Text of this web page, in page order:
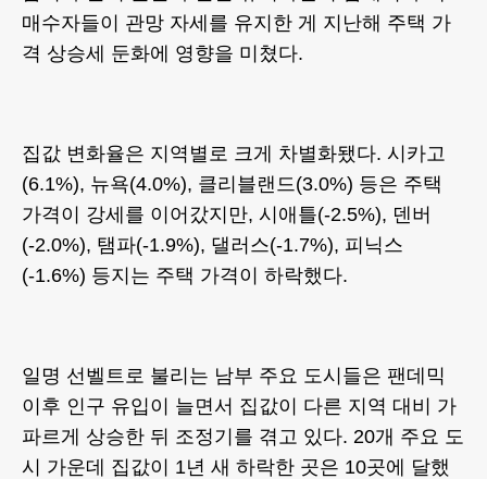
매수자들이 관망 자세를 유지한 게 지난해 주택 가
격 상승세 둔화에 영향을 미쳤다.
집값 변화율은 지역별로 크게 차별화됐다. 시카고
(6.1%), 뉴욕(4.0%), 클리블랜드(3.0%) 등은 주택
가격이 강세를 이어갔지만, 시애틀(-2.5%), 덴버
(-2.0%), 탬파(-1.9%), 댈러스(-1.7%), 피닉스
(-1.6%) 등지는 주택 가격이 하락했다.
일명 선벨트로 불리는 남부 주요 도시들은 팬데믹
이후 인구 유입이 늘면서 집값이 다른 지역 대비 가
파르게 상승한 뒤 조정기를 겪고 있다. 20개 주요 도
시 가운데 집값이 1년 새 하락한 곳은 10곳에 달했